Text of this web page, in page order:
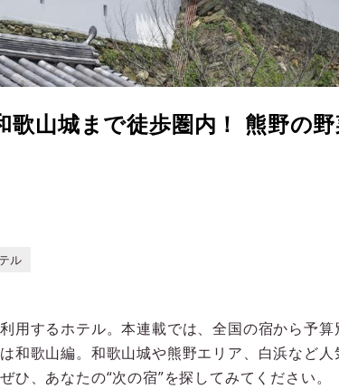
歌山城まで徒歩圏内！ 熊野の
ル
用するホテル。本連載では、全国の宿から予
和歌山編。和歌山城や熊野エリア、白浜など
、あなたの“次の宿”を探してみてください。